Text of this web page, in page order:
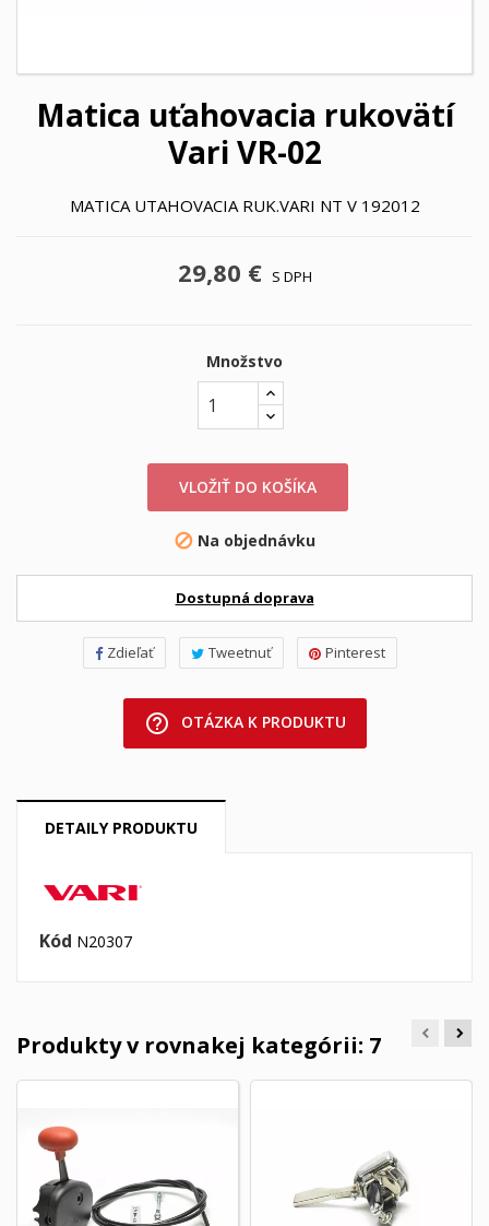
Matica uťahovacia rukovätí
Vari VR-02
MATICA UTAHOVACIA RUK.VARI NT V 192012
29,80 € S DPH
Množstvo
VLOŽIŤ DO KOŠÍKA
 Na objednávku
Dostupná doprava
Zdieľať Tweetnuť Pinterest
help_outline OTÁZKA K PRODUKTU
DETAILY PRODUKTU
Kód N20307
Produkty v rovnakej kategórii: 7